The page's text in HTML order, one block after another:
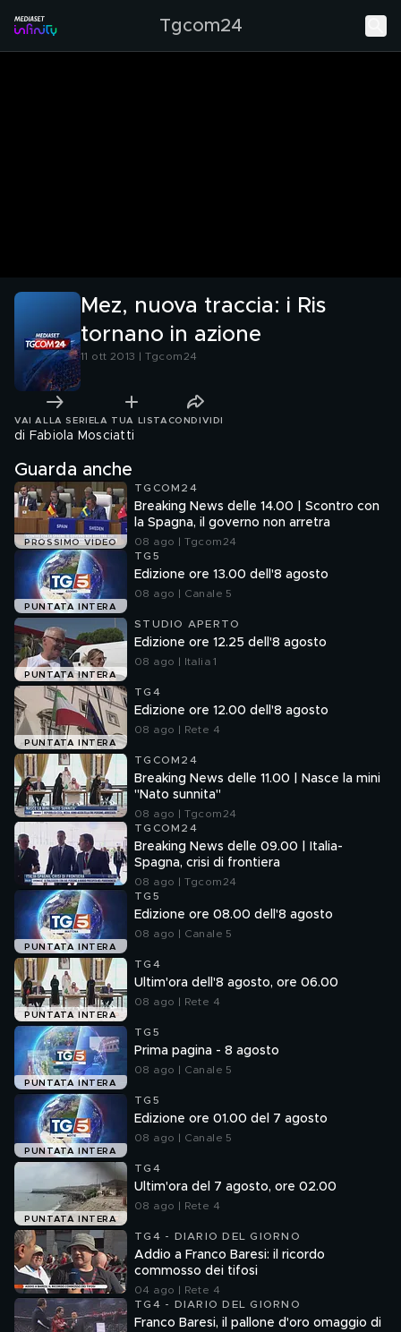
Tgcom24
Mez, nuova traccia: i Ris
tornano in azione
11 ott 2013 | Tgcom24
VAI ALLA SERIE LA TUA LISTA CONDIVIDI
di Fabiola Mosciatti
Guarda anche
PROSSIMO VIDEO
TGCOM24
Breaking News delle 14.00 | Scontro con
la Spagna, il governo non arretra
08 ago | Tgcom24
PUNTATA INTERA
TG5
Edizione ore 13.00 dell'8 agosto
08 ago | Canale 5
PUNTATA INTERA
STUDIO APERTO
Edizione ore 12.25 dell'8 agosto
08 ago | Italia 1
PUNTATA INTERA
TG4
Edizione ore 12.00 dell'8 agosto
08 ago | Rete 4
TGCOM24
Breaking News delle 11.00 | Nasce la mini
"Nato sunnita"
08 ago | Tgcom24
TGCOM24
Breaking News delle 09.00 | Italia-
Spagna, crisi di frontiera
08 ago | Tgcom24
PUNTATA INTERA
TG5
Edizione ore 08.00 dell'8 agosto
08 ago | Canale 5
PUNTATA INTERA
TG4
Ultim'ora dell'8 agosto, ore 06.00
08 ago | Rete 4
PUNTATA INTERA
TG5
Prima pagina - 8 agosto
08 ago | Canale 5
PUNTATA INTERA
TG5
Edizione ore 01.00 del 7 agosto
08 ago | Canale 5
PUNTATA INTERA
TG4
Ultim'ora del 7 agosto, ore 02.00
08 ago | Rete 4
TG4 - DIARIO DEL GIORNO
Addio a Franco Baresi: il ricordo
commosso dei tifosi
04 ago | Rete 4
TG4 - DIARIO DEL GIORNO
Franco Baresi, il pallone d'oro omaggio di